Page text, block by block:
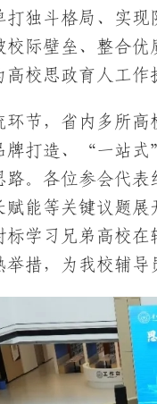
打独斗格局、实
校际壁垒、整合
校思政育人工作
环节，省内多所
牌打造、“一站
路。各位参会代
赋能等关键议题
标学习兄弟高校
措，为我校辅导